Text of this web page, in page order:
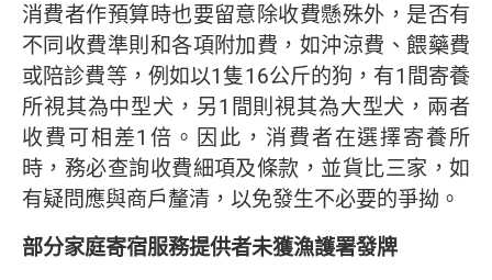
消費者作預算時也要留意除收費懸殊外，是否有
不同收費準則和各項附加費，如沖涼費、餵藥費
或陪診費等，例如以1隻16公斤的狗，有1間寄養
所視其為中型犬，另1間則視其為大型犬，兩者
收費可相差1倍。因此，消費者在選擇寄養所
時，務必查詢收費細項及條款，並貨比三家，如
有疑問應與商戶釐清，以免發生不必要的爭拗。
部分家庭寄宿服務提供者未獲漁護署發牌